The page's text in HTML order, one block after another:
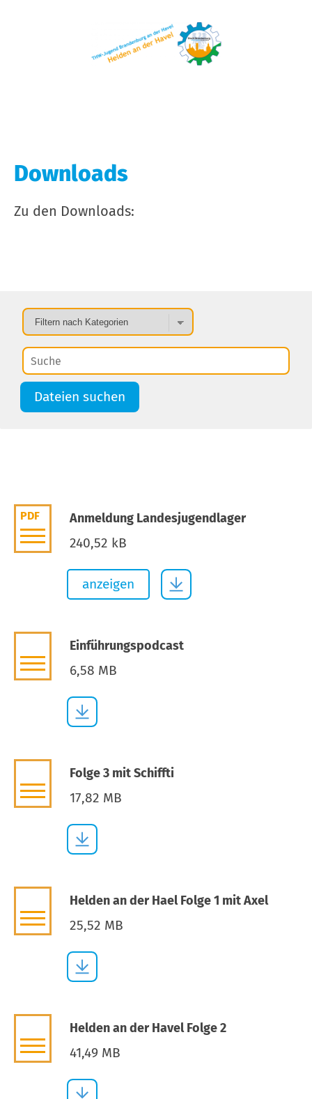
Downloads
Zu den Downloads:
Dateien suchen
PDF Anmeldung Landesjugendlager
240,52 kB
anzeigen
Einführungspodcast
6,58 MB
Folge 3 mit Schiffti
17,82 MB
Helden an der Hael Folge 1 mit Axel
25,52 MB
Helden an der Havel Folge 2
41,49 MB